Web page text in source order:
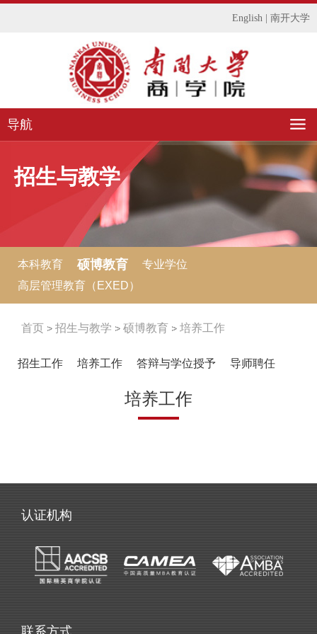
English 南开大学
导航
招生与教学
本科教育 硕博教育
专业学位
高层管理教育（EXED）
首页 招生与教学 硕博教育 培养工作
招生工作 培养工作 答辩与学位授予 导师聘任
培养工作
认证机构
联系方式